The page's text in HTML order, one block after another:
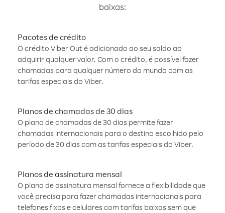
baixas:
Pacotes de crédito
O crédito Viber Out é adicionado ao seu saldo ao
adquirir qualquer valor. Com o crédito, é possível fazer
chamadas para qualquer número do mundo com as
tarifas especiais do Viber.
Planos de chamadas de 30 dias
O plano de chamadas de 30 dias permite fazer
chamadas internacionais para o destino escolhido pelo
período de 30 dias com as tarifas especiais do Viber.
Planos de assinatura mensal
O plano de assinatura mensal fornece a flexibilidade que
você precisa para fazer chamadas internacionais para
telefones fixos e celulares com tarifas baixas sem que